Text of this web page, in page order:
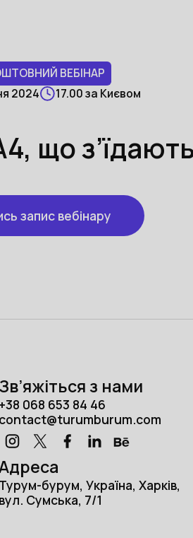
ВЕБІНАР
2024
17.00 за Києвом
що
запис вебінару
Зв’яжіться з нами
+38 068 653 84 46
contact@turumburum.com
Турум-бурум, Україна, Харків,
вул. Сумська, 7/1